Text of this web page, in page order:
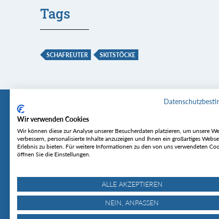
Tags
SCHAFREUTER SKITSTÖCKE
Tourentipp
Über uns
Wetter &
Wir verwenden Cookies
Wir können diese zur Analyse unserer Besucherdaten platzieren, um unsere
verbessern, personalisierte Inhalte anzuzeigen und Ihnen ein großartiges
Erlebnis zu bieten. Für weitere Informationen zu den von uns verwendeten
öffnen Sie die Einstellungen.
ALLE AKZEPTIEREN
NEIN, ANPASSEN